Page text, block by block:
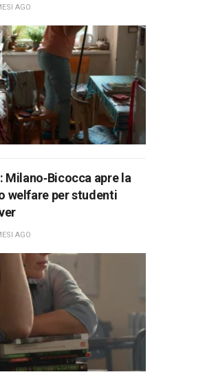
AGO
Milano‑Bicocca apre la
welfare per studenti
AGO